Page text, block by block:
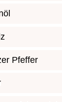
Pfeffer